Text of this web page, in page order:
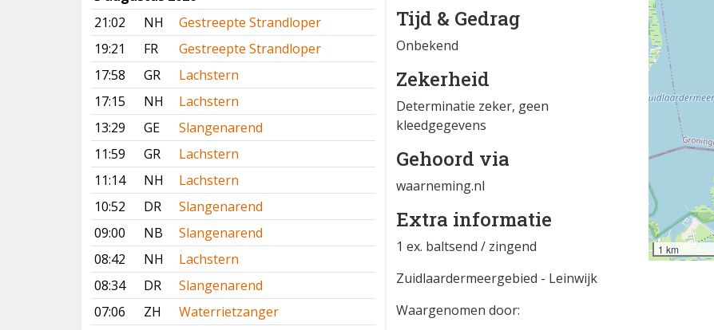
21:02
NH
Gestreepte Strandloper
19:21
FR
Gestreepte Strandloper
17:58
GR
Lachstern
17:15
NH
Lachstern
13:29
GE
Slangenarend
11:59
GR
Lachstern
11:14
NH
Lachstern
10:52
DR
Slangenarend
09:00
NB
Slangenarend
08:42
NH
Lachstern
08:34
DR
Slangenarend
07:06
ZH
Waterrietzanger
Tijd & Gedrag
Onbekend
Zekerheid
Determinatie zeker, geen
kleedgegevens
Gehoord via
waarneming.nl
Extra informatie
1 ex. baltsend / zingend
Zuidlaardermeergebied - Leinwijk
Waargenomen door:
1 km